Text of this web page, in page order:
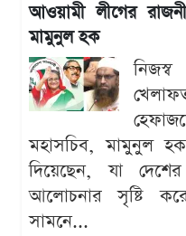
আওয়ামী লীগের
মামুনুল হক
মহাসচিব, মামুনুল
দিয়েছেন, যা
আলোচনার সৃষ্টি
সামনে...